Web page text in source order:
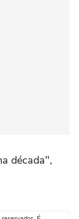
década",